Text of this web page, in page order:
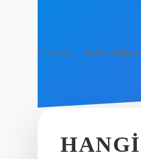
Anasayfa Gizlilik Politikası